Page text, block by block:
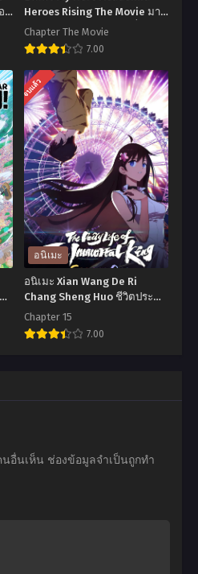
น
Heroes Rising The Movie มาย
ฮีโร่ อคาเดเมีย เดอะมูฟวี่
วีรบุรุษกู้โลก พากย์ไทย+ซับไทย
Chapter The Movie
7.00
อ
นิ
เมะ
My
Hero
Academia
Heroes
Rising
The
Movie
มาย
ฮีโร่
อ
เมีย
วี่
จบแล้ว
อนิเมะ
อนิเมะ Xian Wang De Ri
Chang Sheng Huo ชีวิตประจำ
วันของราชาแห่งเซียน ภาค 1
ตอนที่1-15 พากย์ไทย+ซับไทย
Chapter 15
7.00
เมะ
Wang
อื่นเห็น ช่องข้อมูลจำเป็นถูกทำ